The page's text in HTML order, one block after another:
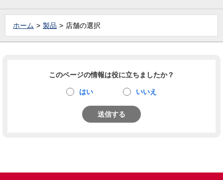
ホーム 製品 店舗の選択
このページの情報は役に立ちましたか？
はい いいえ
送信する